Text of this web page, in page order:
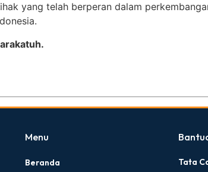
yang telah berperan dalam
Menu
Beranda Tata